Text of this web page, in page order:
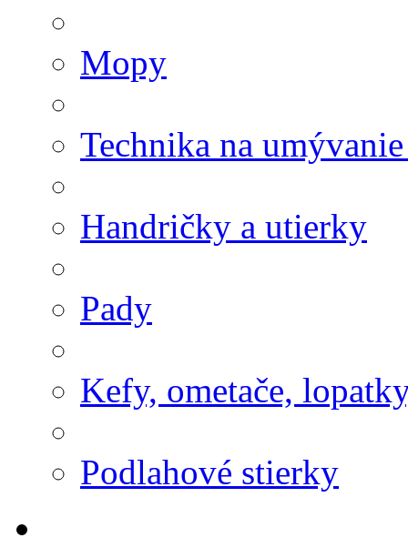
Mopy
Technika na
Handričky a utierky
Pady
Kefy, ometače,
Podlahové stierky